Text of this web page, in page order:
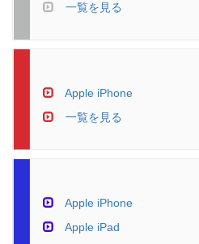
一覧を見る
Apple iPhone
一覧を見る
Apple iPhone
Apple iPad